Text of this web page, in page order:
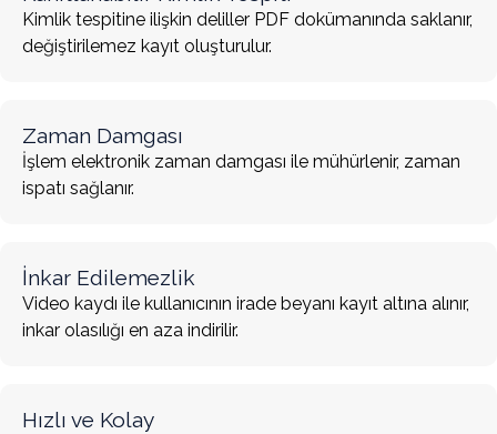
Kimlik tespitine ilişkin deliller PDF dokümanında saklanır,
değiştirilemez kayıt oluşturulur.
Zaman Damgası
İşlem elektronik zaman damgası ile mühürlenir, zaman
ispatı sağlanır.
İnkar Edilemezlik
Video kaydı ile kullanıcının irade beyanı kayıt altına alınır,
inkar olasılığı en aza indirilir.
Hızlı ve Kolay